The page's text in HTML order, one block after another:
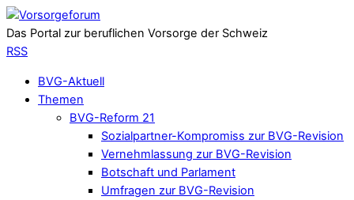
Das Portal zur beruflichen Vorsorge der Schweiz
RSS
BVG-Aktuell
Themen
BVG-Reform 21
Sozialpartner-Kompromiss zur BVG-Revision
Vernehmlassung zur BVG-Revision
Botschaft und Parlament
Umfragen zur BVG-Revision